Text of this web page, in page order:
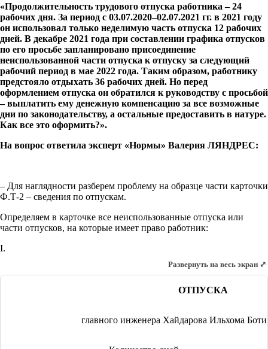
«Продолжительность трудового отпуска работника – 24
рабочих дня. За период с 03.07.2020–02.07.2021 гг. в 2021 году
он использовал только неделимую часть отпуска 12 рабочих
дней. В декабре 2021 года при составлении графика отпусков
по его просьбе запланировано присоединение
неиспользованной части отпуска к отпуску за следующий
рабочий период в мае 2022 года. Таким образом, работнику
предстояло отдыхать 36 рабочих дней. Но перед
оформлением отпуска он обратился к руководству с просьбой
– выплатить ему денежную компенсацию за все возможные
дни по законодательству, а остальные предоставить в натуре.
Как все это оформить?».
На вопрос ответила эксперт «Нормы» Валерия ЛЯНДРЕС:
– Для наглядности разберем проблему на образце части карточки
Ф.Т-2 – сведения по отпускам.
Определяем в карточке все неиспользованные отпуска или
части отпусков, на которые имеет право работник:
I.
ОТПУСКА
главного инженера Хайдарова Ильхома
Развернуть на весь экран ⤢